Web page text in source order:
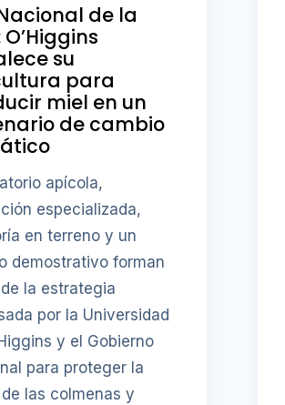
de la
O’Higgins
su
para
miel en un
de cambio
apícola,
especializada,
en terreno y un
demostrativo forman
la estrategia
por la Universidad
y el Gobierno
para proteger la
las colmenas y